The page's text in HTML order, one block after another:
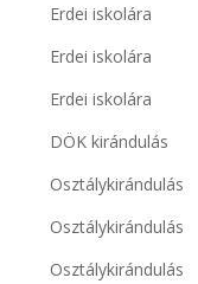
Erdei iskolára
Erdei iskolára
Erdei iskolára
DÖK kirándulás
Osztálykirándulás
Osztálykirándulás
Osztálykirándulás